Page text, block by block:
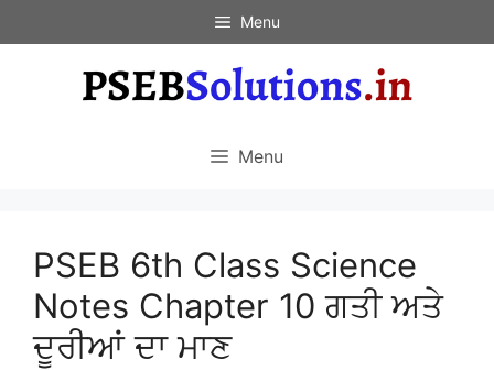
to
Menu
Menu
PSEB 6th Class Science
Notes Chapter 10 ਗਤੀ ਅਤੇ
ਦੂਰੀਆਂ ਦਾ ਮਾਣ